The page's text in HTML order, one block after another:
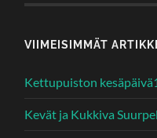
VIIMEISIMMÄT
Kettupuiston
Kevät ja Kukkiva